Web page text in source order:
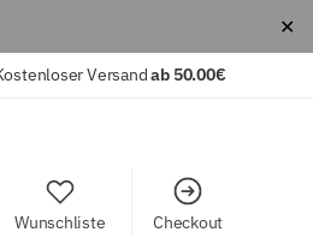
✕
Versandab 50.00€
Wunschliste Checkout